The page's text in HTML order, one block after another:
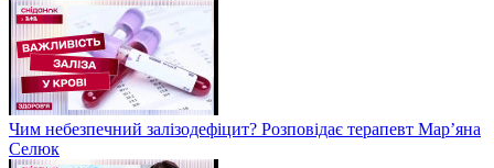
Чим небезпечний залізодефіцит? Розповідає терапевт Мар’яна
Селюк